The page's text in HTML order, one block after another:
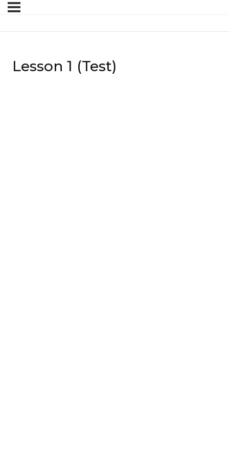
Lesson 1 (Test)